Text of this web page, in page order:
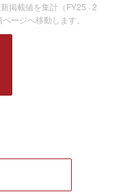
掲載値を集計（FY25 · 2
ージへ移動します。